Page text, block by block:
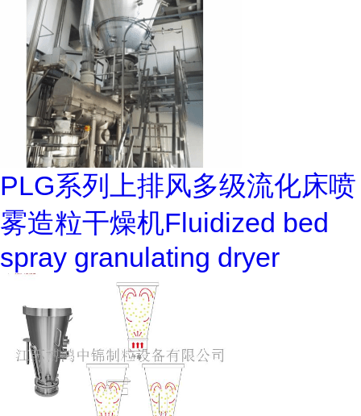
PLG系列上排风多级流化床喷
雾造粒干燥机Fluidized bed
spray granulating dryer